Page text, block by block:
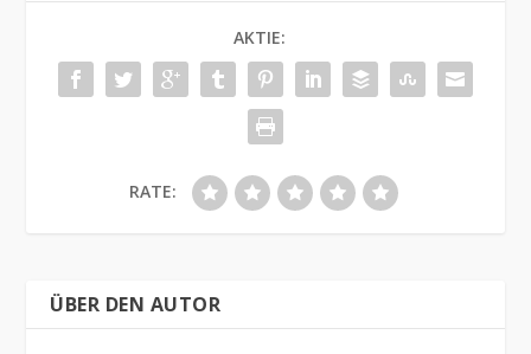
AKTIE:
RATE:
ÜBER DEN AUTOR